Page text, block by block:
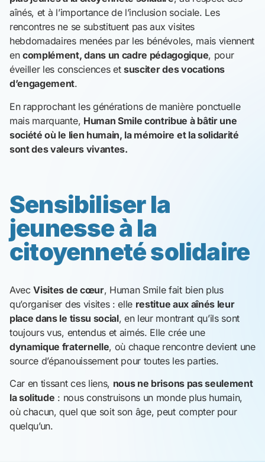
aînés, et à l’importance de l’inclusion sociale. Les
rencontres ne se substituent pas aux visites
hebdomadaires menées par les bénévoles, mais viennent
encomplément, dans un cadre pédagogique, pour
éveiller les consciences etsusciter des vocations
d’engagement.
En rapprochant les générations de manière ponctuelle
mais marquante, Human Smile contribue à bâtir une
société où le lien humain, la mémoire et la solidarité
sont des valeurs vivantes.
Sensibiliser la
jeunesse à la
citoyenneté solidaire
AvecVisites de cœur, Human Smile fait bien plus
qu’organiser des visites : elle restitue aux aînés leur
place dans le tissu social, en leur montrant qu’ils sont
toujours vus, entendus et aimés. Elle crée une
dynamique fraternelle, où chaque rencontre devient une
source d’épanouissement pour toutes les parties.
Car en tissant ces liens, nous ne brisons pas seulement
la solitude : nous construisons un monde plus humain,
où chacun, quel que soit son âge, peut compter pour
quelqu’un.